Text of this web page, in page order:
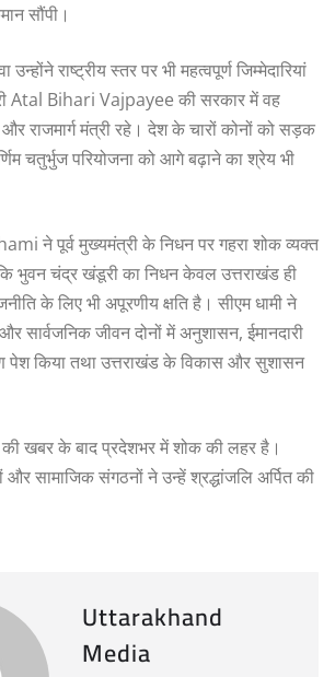
सौंपी।
राष्ट्रीय स्तर पर भी महत्वपूर्ण जिम्मेदारियां
Atal Bihari Vajpayee की सरकार में वह
राजमार्ग मंत्री रहे। देश के चारों कोनों को सड़क
चतुर्भुज परियोजना को आगे बढ़ाने का श्रेय भी
ने पूर्व मुख्यमंत्री के निधन पर गहरा शोक व्यक्त
भुवन चंद्र खंडूरी का निधन केवल उत्तराखंड ही
के लिए भी अपूरणीय क्षति है। सीएम धामी ने
सार्वजनिक जीवन दोनों में अनुशासन, ईमानदारी
पेश किया तथा उत्तराखंड के विकास और सुशासन
की खबर के बाद प्रदेशभर में शोक की लहर है।
और सामाजिक संगठनों ने उन्हें श्रद्धांजलि अर्पित की
Uttarakhand
Media